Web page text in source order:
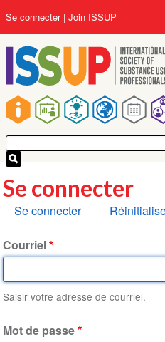
au
contenu
principal
Main
navigation
User
account
menu
Se connecter Join ISSUP
Se connecter
Onglets
Se connecter
Courriel
Saisir votre adresse de courriel.
Mot de passe